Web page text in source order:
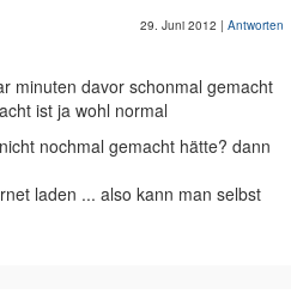
29. Juni 2012 | Antworten
minuten davor schonmal gemacht
ist ja wohl normal
nochmal gemacht hätte? dann
laden ... also kann man selbst